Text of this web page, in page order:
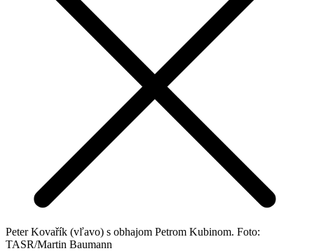
Peter Kovařík (vľavo) s obhajom Petrom Kubinom. Foto:
TASR/Martin Baumann